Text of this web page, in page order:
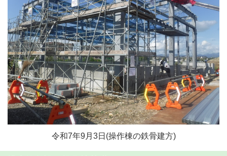
令和7年9月3日(操作棟の鉄骨建方)